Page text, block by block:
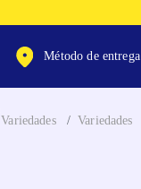
Método de entrega
Variedades Variedades